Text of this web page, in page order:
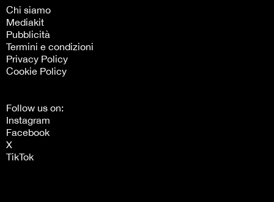
Chi siamo
Mediakit
Pubblicità
Termini e condizioni
Privacy Policy
Cookie Policy
Follow us on:
Instagram
Facebook
X
TikTok